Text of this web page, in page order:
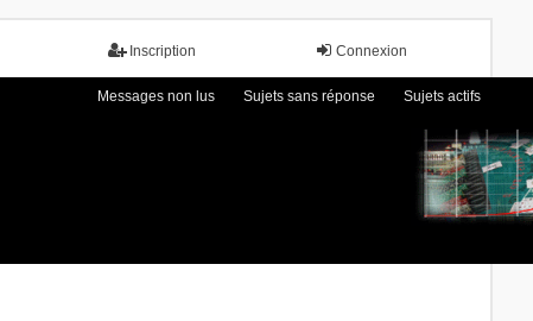
Connexion
Inscription
Messages non lus Sujets sans réponse Sujets actifs